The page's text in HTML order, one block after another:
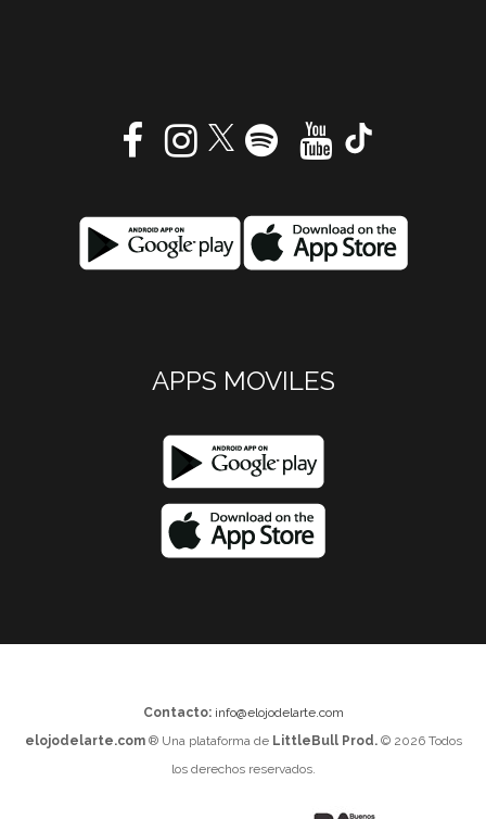
APPS MOVILES
Contacto: info@elojodelarte.com
elojodelarte.com® Una plataforma de LittleBull Prod.© 2026 Todos
los derechos reservados.